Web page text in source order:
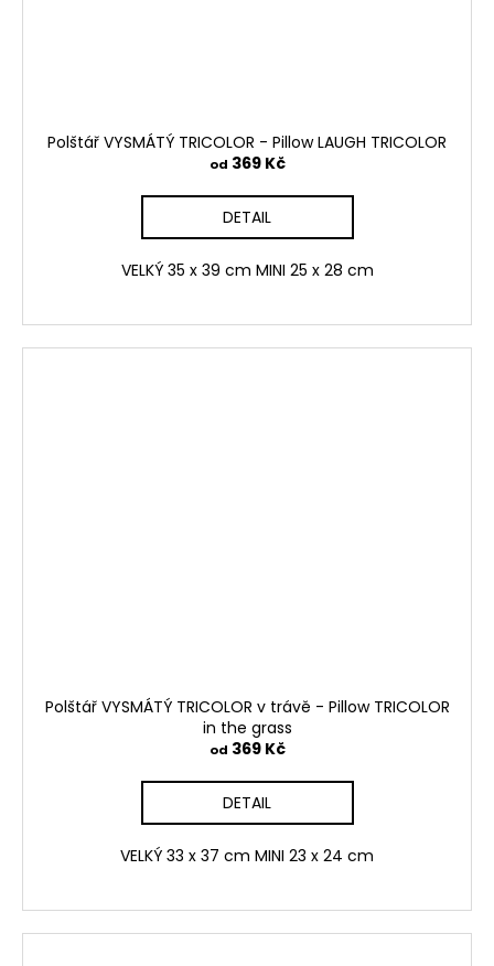
Polštář VYSMÁTÝ TRICOLOR - Pillow LAUGH TRICOLOR
od 369 Kč
DETAIL
VELKÝ 35 x 39 cm MINI 25 x 28 cm
Polštář VYSMÁTÝ TRICOLOR v trávě - Pillow TRICOLOR
in the grass
od 369 Kč
DETAIL
VELKÝ 33 x 37 cm MINI 23 x 24 cm